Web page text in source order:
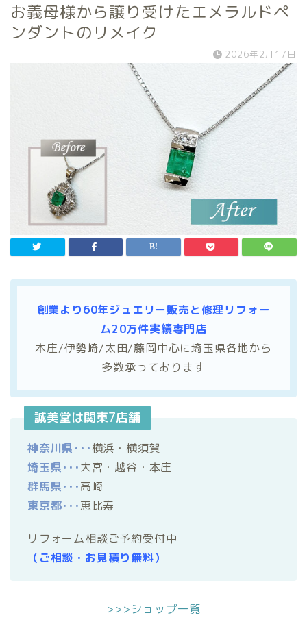
お義母様から譲り受けたエメラルドペ
ンダントのリメイク
2026年2月17日
創業より60年ジュエリー販売と修理リフォー
ム20万件実績専門店
本庄/伊勢崎/太田/藤岡中心に埼玉県各地から
多数承っております
誠美堂は関東7店舗
神奈川県･･･横浜・横須賀
埼玉県･･･大宮・越谷・本庄
群馬県･･･高崎
東京都･･･恵比寿
リフォーム相談ご予約受付中
（ご相談・お見積り無料）
>>>ショップ一覧